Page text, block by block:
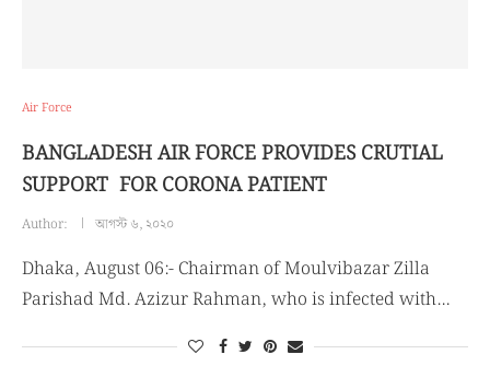
Air Force
BANGLADESH AIR FORCE PROVIDES CRUTIAL
SUPPORT FOR CORONA PATIENT
Author: আগস্ট ৬, ২০২০
Dhaka, August 06:- Chairman of Moulvibazar Zilla
Parishad Md. Azizur Rahman, who is infected with…